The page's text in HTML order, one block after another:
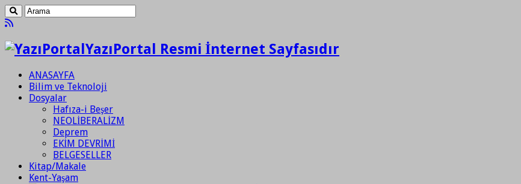
YazıPortal Resmi İnternet Sayfasıdır
ANASAYFA
Bilim ve Teknoloji
Dosyalar
Hafıza-i Beşer
NEOLİBERALİZM
Deprem
EKİM DEVRİMİ
BELGESELLER
Kitap/Makale
Kent-Yaşam